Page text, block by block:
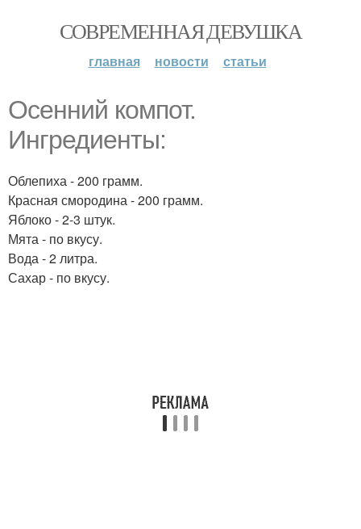
СОВРЕМЕННАЯ ДЕВУШКА
главная новости статьи
Осенний компот.
Ингредиенты:
Облепиха - 200 грамм.
Красная смородина - 200 грамм.
Яблоко - 2-3 штук.
Мята - по вкусу.
Вода - 2 литра.
Сахар - по вкусу.